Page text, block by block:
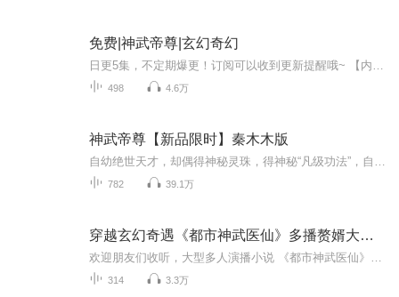
免费|神武帝尊|玄幻奇幻
498 4.6万
神武帝尊【新品限时】秦木木版
782 39.1万
穿越玄幻奇遇《都市神武医仙》多播赘婿大逆转，成就医仙
314 3.3万